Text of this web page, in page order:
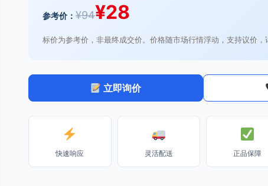
参考价： ¥94¥28
标价为参考价，非最终成交价。价格随市场行情浮动，支持议价，
立即询价
快速响应 灵活配送 正品保障